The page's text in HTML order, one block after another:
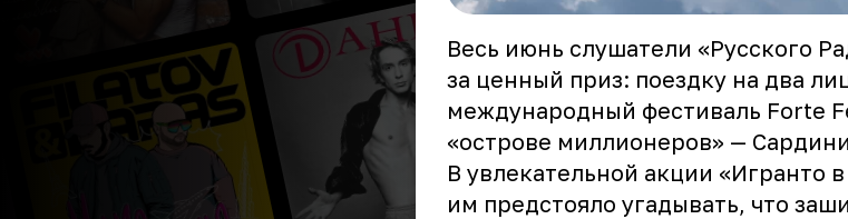
Весь июнь слушатели «Русского
за ценный приз: поездку на два
международный фестиваль Forte
«острове миллионеров» —
В увлекательной акции «Игранто
им предстояло угадывать, что